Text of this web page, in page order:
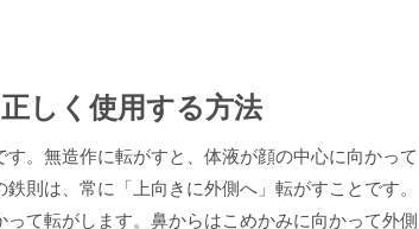
しく使用する方法
。無造作に転がすと、体液が顔の中心に向かって
鉄則は、 常に「上向きに外側へ」転がすことです。
て転がします。鼻からはこめかみに向かって外側